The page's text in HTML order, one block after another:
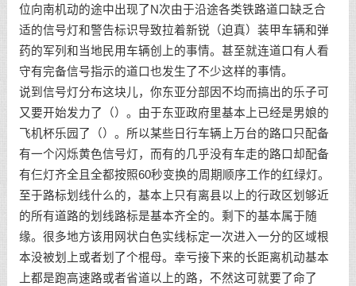
位向南机动的途中出现了N次由于沿途各类铁路道口缺乏合
适的信号灯和警告标识导致拉着新锐（迫真）装甲车辆和弹
药的军列和当地民用车辆创上的事情。甚至就连道口有人看
守有完备信号指示的道口也发生了不少这样的事情。
说到信号灯分布这块儿，你东亚分部因不均而搞出的乐子可
又要开始发力了（）。由于东亚政府里基本上已经是男娘的
飞机杯乐园了（）。所以某些日行车辆上万台的路口只配备
有一个闪烁黄色信号灯，而有的几乎没有车走的路口却配备
有仨灯齐全且全都按照60秒变换的周期顺序工作的红绿灯。
至于路标划线什么的，基本上只有离县以上的行政区划够近
的所有道路的划线路标是基本齐全的。剩下的基本属于随
缘。很多地方该用网状白色实线标定一次进入一分的区域根
本没被划上或者划了个棍母。幸亏接下来的长距离机动基本
上都是跑高速路或者省道以上的路，不然这可就要了命了